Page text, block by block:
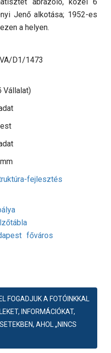
ábrázoló, közel 6
Jenő alkotása; 1952-es
a helyen.
D1/1473
Vállalat)
fejlesztés
főváros
FOGADJUK A FOTÓINKKAL
INFORMÁCIÓKAT,
AHOL „NINCS